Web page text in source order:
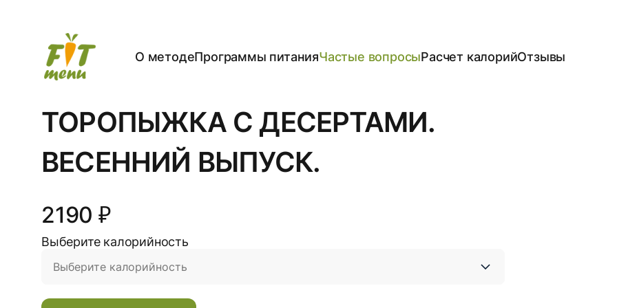
О методеПрограммы питанияЧастые вопросыРасчет калорийОтзывы
ТОРОПЫЖКА С ДЕСЕРТАМИ.
ВЕСЕННИЙ ВЫПУСК.
2190 ₽
Выберите калорийность